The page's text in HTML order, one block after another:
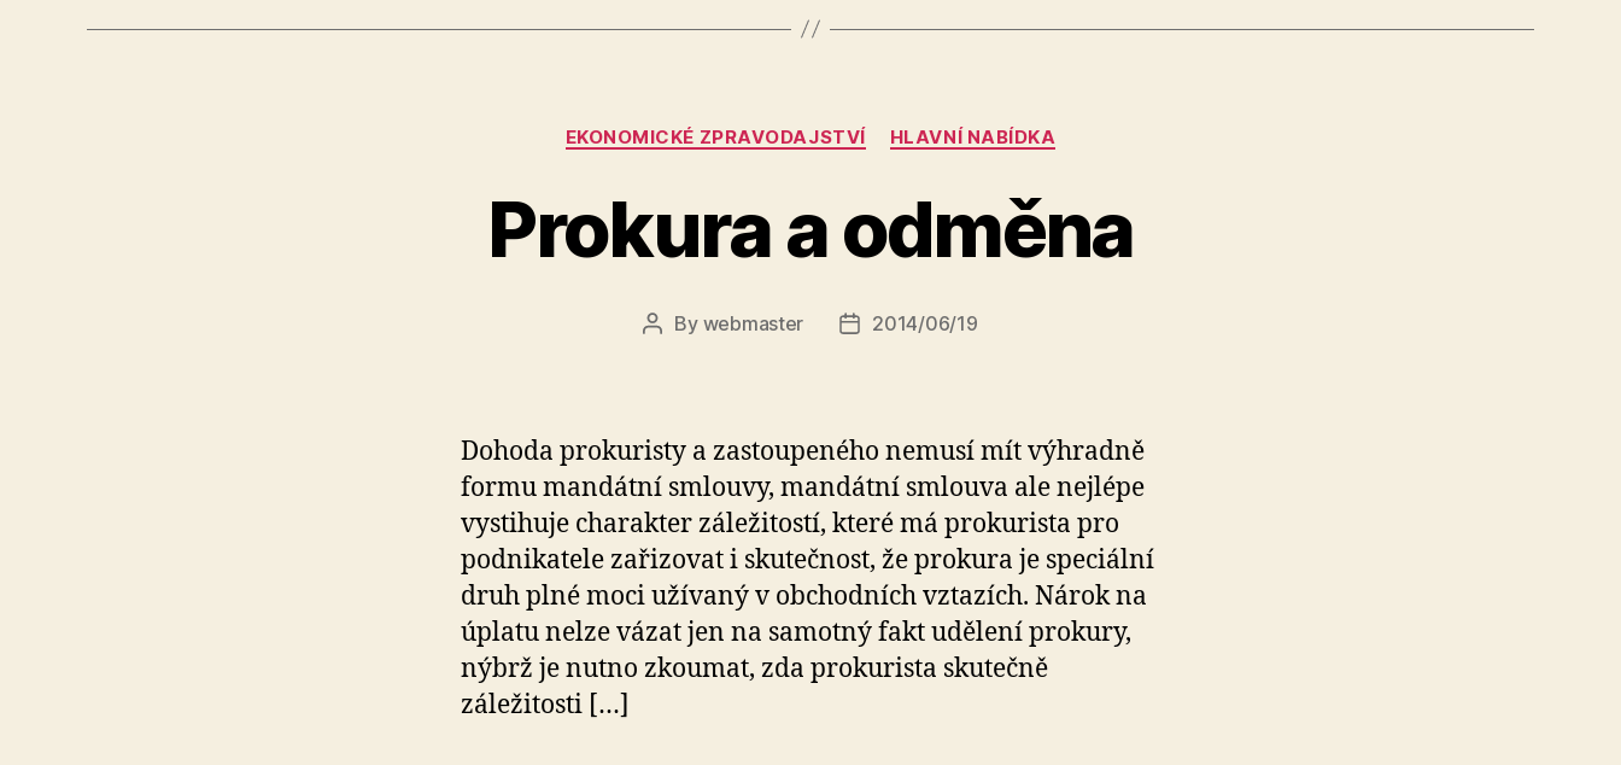
Categories
EKONOMICKÉ ZPRAVODAJSTVÍ HLAVNÍ NABÍDKA
Prokura a odměna
Post
By webmaster
Post2014/06/19
Dohoda prokuristy a zastoupeného nemusí mít výhradně
formu mandátní smlouvy, mandátní smlouva ale nejlépe
vystihuje charakter záležitostí, které má prokurista pro
podnikatele zařizovat i skutečnost, že prokura je speciální
druh plné moci užívaný v obchodních vztazích. Nárok na
úplatu nelze vázat jen na samotný fakt udělení prokury,
nýbrž je nutno zkoumat, zda prokurista skutečně
záležitosti […]